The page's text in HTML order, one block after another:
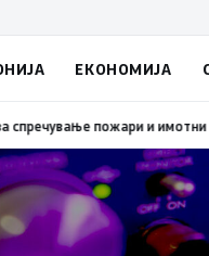
ЕКОНОМИЈА
во Скопско: Во невремето